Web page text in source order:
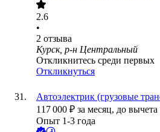
2.6
•
2 отзыва
Курск, р-н Центральный
Откликнитесь среди первых
Откликнуться
Автоэлектрик (грузовые
117 000 ₽ за месяц, до вычета
Опыт 1-3 года